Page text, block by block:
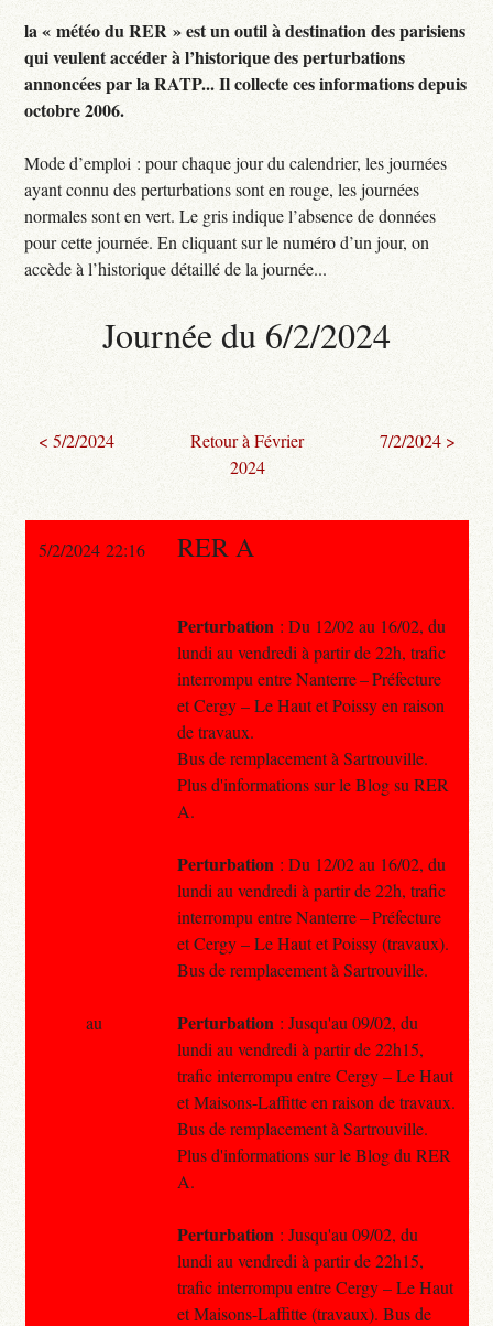
la « météo du RER » est un outil à destination des parisiens
qui veulent accéder à l’historique des perturbations
annoncées par la RATP... Il collecte ces informations depuis
octobre 2006.
Mode d’emploi : pour chaque jour du calendrier, les journées
ayant connu des perturbations sont en rouge, les journées
normales sont en vert. Le gris indique l’absence de données
pour cette journée. En cliquant sur le numéro d’un jour, on
accède à l’historique détaillé de la journée...
Journée du 6/2/2024
< 5/2/2024
Retour à Février
2024
7/2/2024 >
5/2/2024 22:16 RER A
Perturbation : Du 12/02 au 16/02, du
lundi au vendredi à partir de 22h, trafic
interrompu entre Nanterre – Préfecture
et Cergy – Le Haut et Poissy en raison
de travaux.
Bus de remplacement à Sartrouville.
Plus d'informations sur le Blog su RER
A.
Perturbation : Du 12/02 au 16/02, du
lundi au vendredi à partir de 22h, trafic
interrompu entre Nanterre – Préfecture
et Cergy – Le Haut et Poissy (travaux).
Bus de remplacement à Sartrouville.
Perturbation : Jusqu'au 09/02, du
lundi au vendredi à partir de 22h15,
trafic interrompu entre Cergy – Le Haut
et Maisons-Laffitte en raison de travaux.
Bus de remplacement à Sartrouville.
Plus d'informations sur le Blog du RER
A.
Perturbation : Jusqu'au 09/02, du
lundi au vendredi à partir de 22h15,
trafic interrompu entre Cergy – Le Haut
et Maisons-Laffitte (travaux). Bus de
au